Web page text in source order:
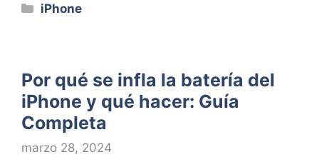
Categorías
iPhone
Por qué se infla la batería del
iPhone y qué hacer: Guía
Completa
marzo 28, 2024